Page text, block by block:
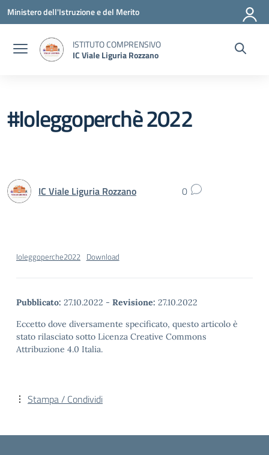
Vai ai contenuti
Vai al menu di navigazione
Vai al footer
Ministero dell'Istruzione e del Merito
ISTITUTO COMPRENSIVO
IC Viale Liguria Rozzano
#Ioleggoperchè 2022
IC Viale Liguria Rozzano 0
Ioleggoperche2022 Download
Pubblicato: 27.10.2022 - Revisione: 27.10.2022
Eccetto dove diversamente specificato, questo articolo è
stato rilasciato sotto Licenza Creative Commons
Attribuzione 4.0 Italia.
Stampa / Condividi